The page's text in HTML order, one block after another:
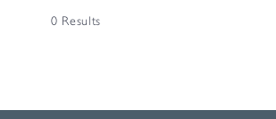
0 Results